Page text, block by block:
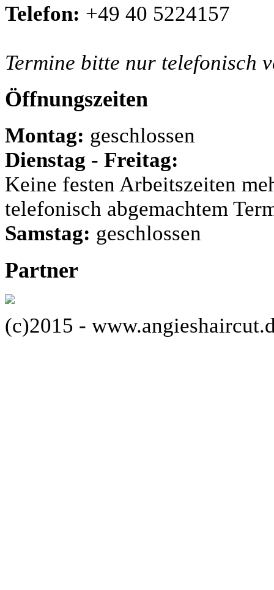
Telefon: +49 40 5224157
Termine bitte nur telefonisch
Öffnungszeiten
Montag: geschlossen
Dienstag - Freitag:
Keine festen Arbeitszeiten
telefonisch abgemachtem
Samstag: geschlossen
Partner
(c)2015 -